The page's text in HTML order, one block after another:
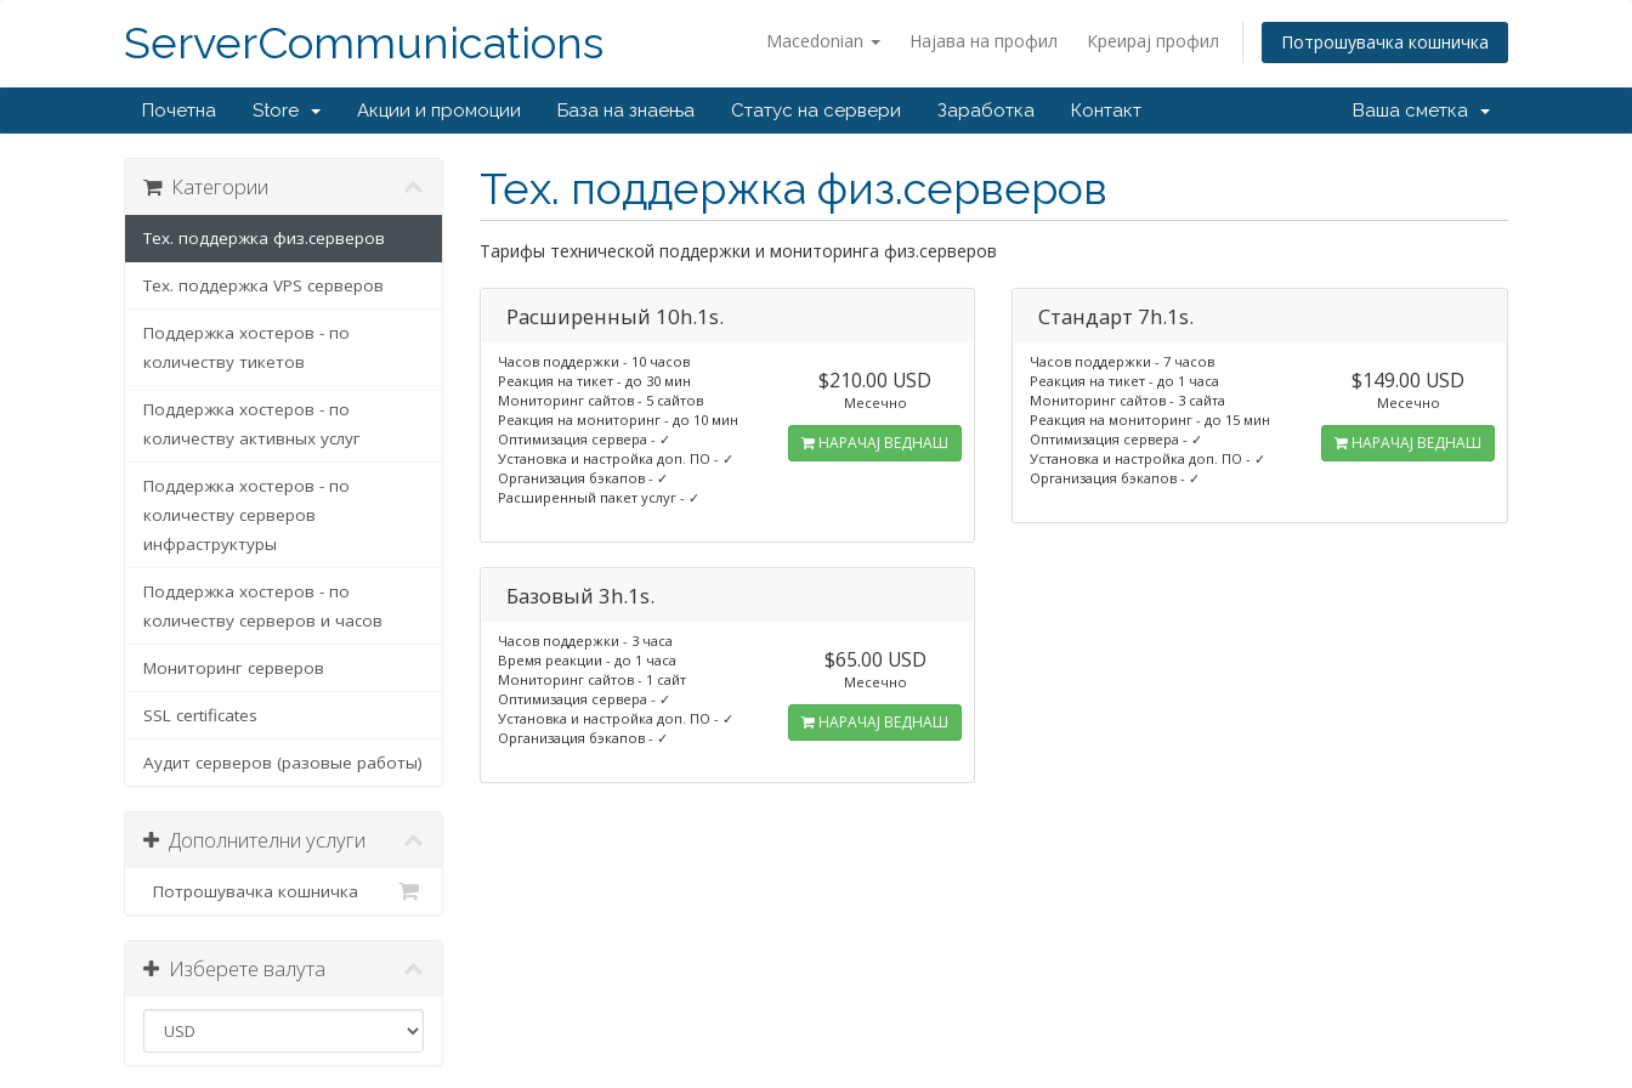
Macedonian Најава на профил Креирај профил Потрошувачка кошничка
ServerCommunications
Почетна Store Акции и промоции База на знаења Статус на сервери Заработка Контакт Ваша сметка
Тех. поддержка физ.серверов
Тарифы технической поддержки и мониторинга физ.серверов
Категории
Тех. поддержка физ.серверов
Тех. поддержка VPS серверов
Поддержка хостеров - по
количеству тикетов
Поддержка хостеров - по
количеству активных услуг
Поддержка хостеров - по
количеству серверов
инфраструктуры
Поддержка хостеров - по
количеству серверов и часов
Мониторинг серверов
SSL certificates
Аудит серверов (разовые работы)
Дополнителни услуги
Потрошувачка кошничка
Изберете валута
Расширенный 10h.1s.
Часов поддержки - 10 часов
Реакция на тикет - до 30 мин
Мониторинг сайтов - 5 сайтов
Реакция на мониторинг - до 10 мин
Оптимизация сервера - ✓
Установка и настройка доп. ПО - ✓
Организация бэкапов - ✓
Расширенный пакет услуг - ✓
$210.00 USD
Месечно
НАРАЧАЈ ВЕДНАШ
Стандарт 7h.1s.
Часов поддержки - 7 часов
Реакция на тикет - до 1 часа
Мониторинг сайтов - 3 сайта
Реакция на мониторинг - до 15 мин
Оптимизация сервера - ✓
Установка и настройка доп. ПО - ✓
Организация бэкапов - ✓
$149.00 USD
Месечно
НАРАЧАЈ ВЕДНАШ
Базовый 3h.1s.
Часов поддержки - 3 часа
Время реакции - до 1 часа
Мониторинг сайтов - 1 сайт
Оптимизация сервера - ✓
Установка и настройка доп. ПО - ✓
Организация бэкапов - ✓
$65.00 USD
Месечно
НАРАЧАЈ ВЕДНАШ